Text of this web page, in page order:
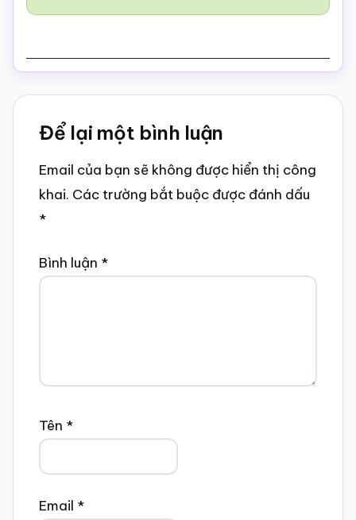
Reader
Interactions
Để lại một bình luận
Email của bạn sẽ không được hiển thị công
khai. Các trường bắt buộc được đánh dấu
*
Bình luận *
Tên *
Email *